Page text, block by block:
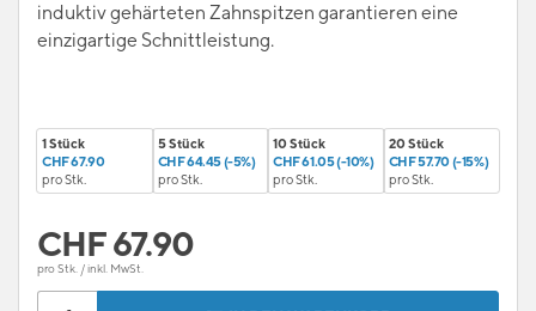
induktiv gehärteten Zahnspitzen garantieren eine
einzigartige Schnittleistung.
1 Stück
CHF 67.90
pro Stk.
5 Stück
CHF 64.45 (-5%)
pro Stk.
10 Stück
CHF 61.05 (-10%)
pro Stk.
20 Stück
CHF 57.70 (-15%)
pro Stk.
CHF67.90
pro Stk. / inkl. MwSt.